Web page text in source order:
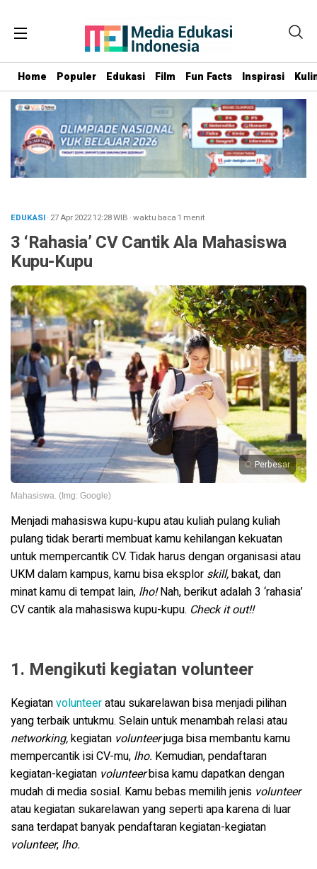
Home Populer Edukasi Film Fun Facts Inspirasi
EDUKASI· 27 Apr 202212:28WIB ·waktu baca 1 menit
3 ‘Rahasia’ CV Cantik Ala Mahasiswa
Kupu-Kupu
Perbesar
Mahasiswa. (Img: Google)
Menjadi mahasiswa kupu-kupu atau kuliah pulang kuliah
pulang tidak berarti membuat kamu kehilangan kekuatan
untuk mempercantik CV. Tidak harus dengan organisasi atau
UKM dalam kampus, kamu bisa eksplor skill,bakat, dan
minat kamu di tempat lain, lho!Nah, berikut adalah 3 ‘rahasia’
CV cantik ala mahasiswa kupu-kupu. Check it out!!
1. Mengikuti kegiatan volunteer
Kegiatanvolunteeratau sukarelawan bisa menjadi pilihan
yang terbaik untukmu. Selain untuk menambah relasi atau
networking,kegiatan volunteerjuga bisa membantu kamu
mempercantik isi CV-mu, lho. Kemudian, pendaftaran
kegiatan-kegiatan volunteerbisa kamu dapatkan dengan
mudah di media sosial. Kamu bebas memilih jenis volunteer
atau kegiatan sukarelawan yang seperti apa karena di luar
sana terdapat banyak pendaftaran kegiatan-kegiatan
volunteer, lho.